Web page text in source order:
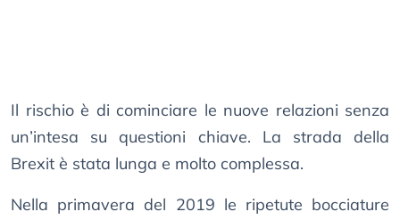
Il rischio è di cominciare le nuove relazioni senza
un’intesa su questioni chiave. La strada della
Brexit è stata lunga e molto complessa.
Nella primavera del 2019 le ripetute bocciature